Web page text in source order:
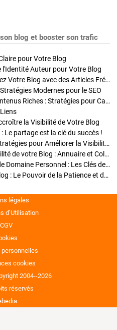
blog et booster son trafic
pour Votre Blog
l'Identité Auteur pour Votre Blog
Stratégies de Publication : Boostez Votre Blog avec des Articles Fréquents et Exclusifs
Modernes pour le SEO
Enrichir Vos Articles avec des Contenus Riches : Stratégies pour Captiver et Optimiser
la Visibilité de Votre Blog
Le partage est la clé du succès !
Optimisation SEO des Articles : Stratégies pour Améliorer la Visibilité de Votre Blog
Stratégies pour améliorer la visibilité de votre Blog : Annuaire et Collaborations
Pourquoi Investir dans un Nom de Domaine Personnel : Les Clés de la Réussite de Votre Blog
Comment Faire Émerger Votre Blog : Le Pouvoir de la Patience et de la Persévérance
légales
d’Utilisation
CGV
personnelles
cookies
2004--2026
réservés